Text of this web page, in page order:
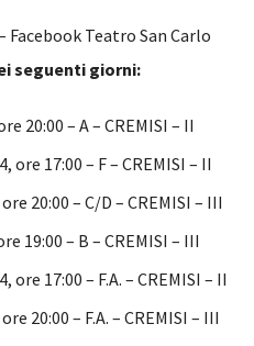
Teatro San Carlo
seguenti giorni:
20:00 – A – CREMISI – II
17:00 – F – CREMISI – II
20:00 – C/D – CREMISI – III
19:00 – B – CREMISI – III
17:00 – F.A. – CREMISI – II
20:00 – F.A. – CREMISI – III